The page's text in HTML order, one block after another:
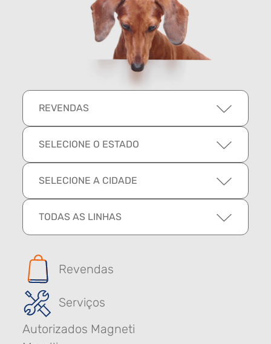
REVENDAS
SELECIONE O ESTADO
SELECIONE A CIDADE
TODAS AS LINHAS
Revendas
Serviços
Autorizados Magneti